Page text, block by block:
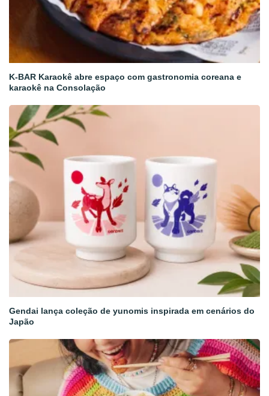
K-BAR Karaokê abre espaço com gastronomia coreana e
karaokê na Consolação
Gendai lança coleção de yunomis inspirada em cenários do
Japão